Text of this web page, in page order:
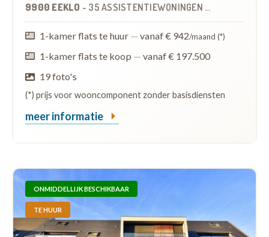
9900 EEKLO - 35 ASSISTENTIEWONINGEN OP
1-kamer flats te huur — vanaf € 942/maand (*)
1-kamer flats te koop — vanaf € 197.500
19 foto's
(*) prijs voor wooncomponent zonder basisdiensten
meer informatie
ONMIDDELLIJK BESCHIKBAAR
TE HUUR